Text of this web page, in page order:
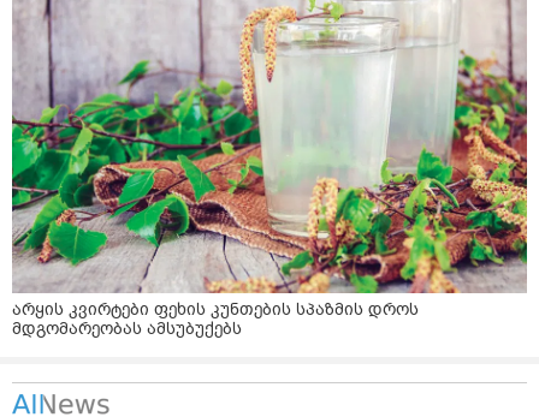
არყის კვირტები ფეხის კუნთების სპაზმის დროს
მდგომარეობას ამსუბუქებს